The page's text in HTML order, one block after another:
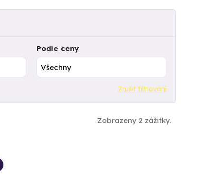
Podle ceny
Zrušit filtrování
Zobrazeny 2 zážitky.